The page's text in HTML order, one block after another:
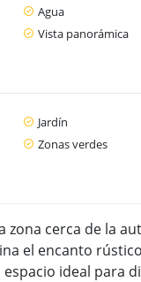
Agua
Vista panorámica
Jardín
Zonas verdes
zona cerca de la
el encanto
ideal para